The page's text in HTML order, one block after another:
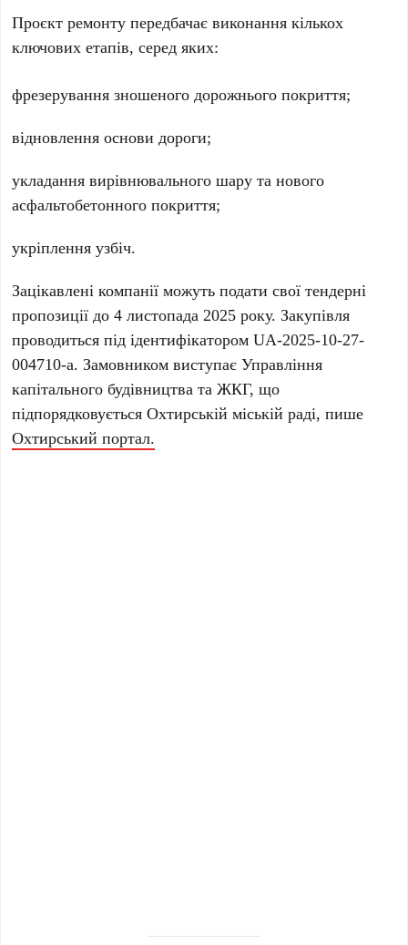
Проєкт ремонту передбачає виконання кількох
ключових етапів, серед яких:
фрезерування зношеного дорожнього покриття;
відновлення основи дороги;
укладання вирівнювального шару та нового
асфальтобетонного покриття;
укріплення узбіч.
Зацікавлені компанії можуть подати свої тендерні
пропозиції до4 листопада 2025 року. Закупівля
проводиться під ідентифікаторомUA-2025-10-27-
004710-a. Замовником виступає Управління
капітального будівництва та ЖКГ, що
підпорядковується Охтирській міській раді, пише
Охтирський портал.